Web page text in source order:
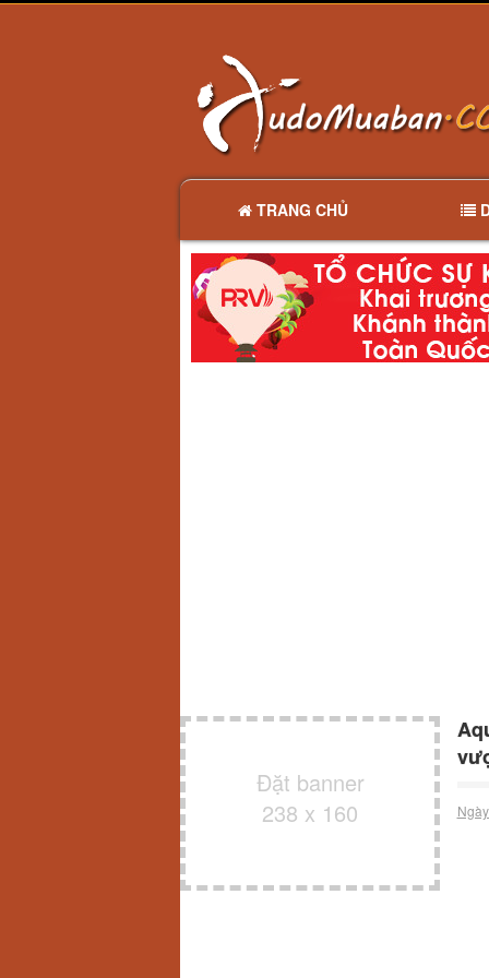
TRANG CHỦ
Đặt banner
238 x 160